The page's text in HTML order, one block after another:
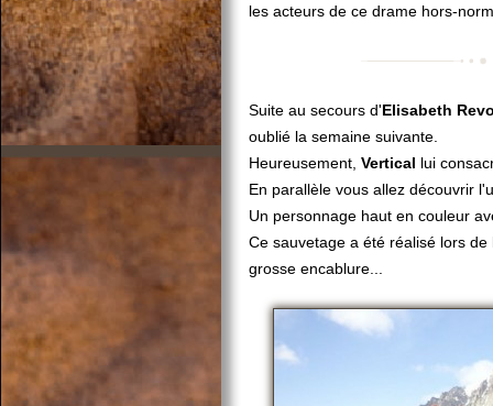
les acteurs de ce drame hors-
Suite au secours d'Elisabeth
oublié la semaine suivante.
Heureusement, Vertical lui
En parallèle vous allez découvrir
Un personnage haut en couleur
Ce sauvetage a été réalisé lors
grosse encablure...